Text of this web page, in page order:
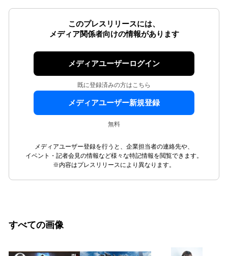
このプレスリリースには、
メディア関係者向けの情報があります
メディアユーザーログイン
既に登録済みの方はこちら
メディアユーザー新規登録
無料
メディアユーザー登録を行うと、企業担当者の連絡先や、
イベント・記者会見の情報など様々な特記情報を閲覧できます。
※内容はプレスリリースにより異なります。
すべての画像